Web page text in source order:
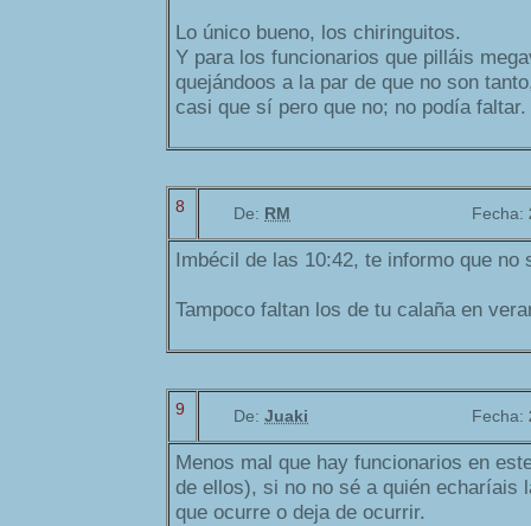
Lo único bueno, los chiringuitos.
Y para los funcionarios que pilláis
quejándoos a la par de que no son
casi que sí pero que no; no podía faltar.
8 De: RM Fecha:
Imbécil de las 10:42, te informo que no
Tampoco faltan los de tu calaña en
9 De: Juaki Fecha:
Menos mal que hay funcionarios en
de ellos), si no no sé a quién echaríais
que ocurre o deja de ocurrir.